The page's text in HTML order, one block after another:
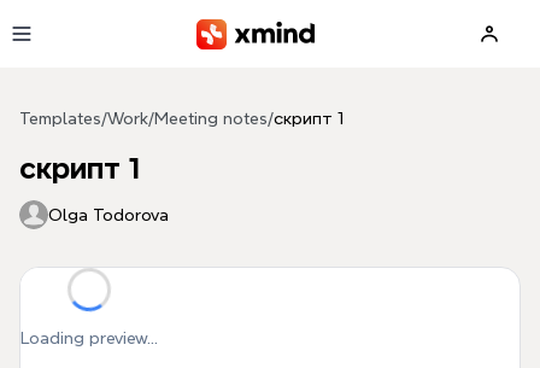
Templates/Work/Meeting notes/скрипт 1
скрипт 1
Olga Todorova
Loading preview...